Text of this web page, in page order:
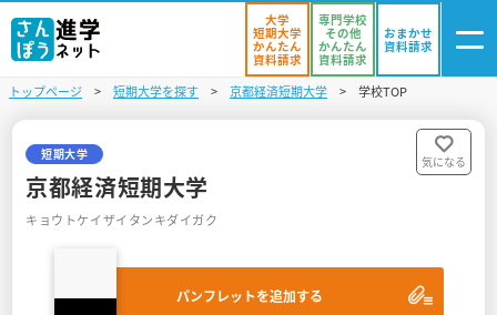
資料リスト
進学イベント
大学
短期大学
かんたん
資料請求
専門学校
その他
かんたん
資料請求
おまかせ
資料請求
トップページ 短期大学を探す 京都経済短期大学 学校TOP
短期大学
京都経済短期大学
キョウトケイザイタンキダイガク
パンフレットを追加する
気になる